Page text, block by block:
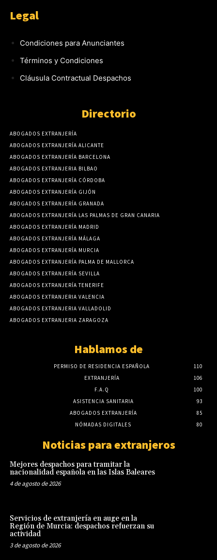
Legal
Condiciones para Anunciantes
Términos y Condiciones
Cláusula Contractual Despachos
Directorio
ABOGADOS EXTRANJERÍA
ABOGADOS EXTRANJERÍA ALICANTE
ABOGADOS EXTRANJERÍA BARCELONA
ABOGADOS EXTRANJERIA BILBAO
ABOGADOS EXTRANJERÍA CÓRDOBA
ABOGADOS EXTRANJERÍA GIJÓN
ABOGADOS EXTRANJERÍA GRANADA
ABOGADOS EXTRANJERÍA LAS PALMAS DE GRAN CANARIA
ABOGADOS EXTRANJERÍA MADRID
ABOGADOS EXTRANJERÍA MÁLAGA
ABOGADOS EXTRANJERÍA MURCIA
ABOGADOS EXTRANJERÍA PALMA DE MALLORCA
ABOGADOS EXTRANJERÍA SEVILLA
ABOGADOS EXTRANJERÍA TENERIFE
ABOGADOS EXTRANJERIA VALENCIA
ABOGADOS EXTRANJERIA VALLADOLID
ABOGADOS EXTRANJERIA ZARAGOZA
Hablamos de
PERMISO DE RESIDENCIA ESPAÑOLA
110
EXTRANJERÍA
106
F.A.Q
100
ASISTENCIA SANITARIA
93
ABOGADOS EXTRANJERÍA
85
NÓMADAS DIGITALES
80
Noticias para extranjeros
Mejores despachos para tramitar la
nacionalidad española en las Islas Baleares
4 de agosto de 2026
Servicios de extranjería en auge en la
Región de Murcia: despachos refuerzan su
actividad
3 de agosto de 2026